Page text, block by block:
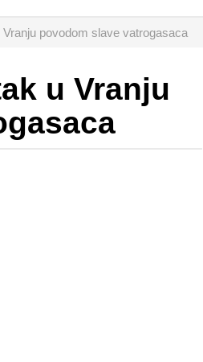
povodom slave vatrogasaca
u Vranju